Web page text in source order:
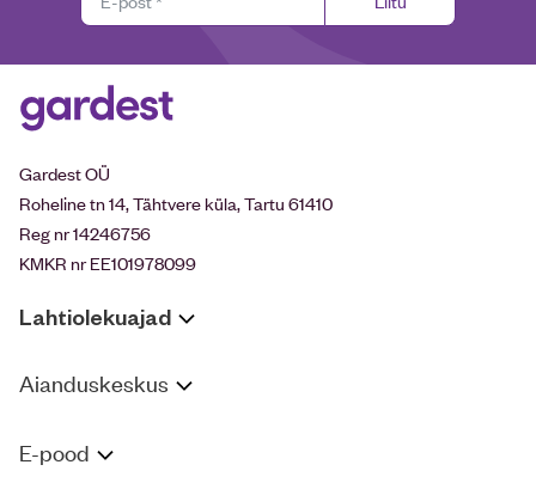
Gardest OÜ
Roheline tn 14, Tähtvere küla, Tartu 61410
Reg nr 14246756
KMKR nr EE101978099
Lahtiolekuajad
Aianduskeskus
E-pood